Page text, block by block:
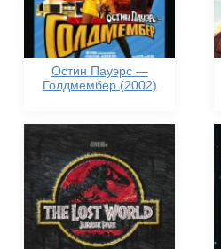
Остин Пауэрс —
Голдмембер (2002)